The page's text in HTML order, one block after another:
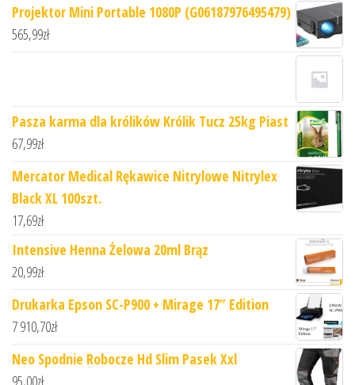
Projektor Mini Portable 1080P (G06187976495479)
565,99zł
Pasza karma dla królików Królik Tucz 25kg Piast
67,99zł
Mercator Medical Rękawice Nitrylowe Nitrylex
Black XL 100szt.
17,69zł
Intensive Henna Żelowa 20ml Brąz
20,99zł
Drukarka Epson SC-P900 + Mirage 17” Edition
7 910,70zł
Neo Spodnie Robocze Hd Slim Pasek Xxl
95,00zł